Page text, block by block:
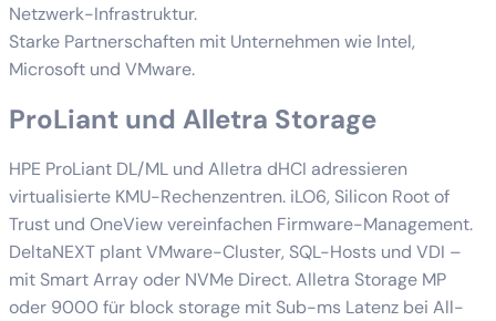
Netzwerk-Infrastruktur.
Starke Partnerschaften mit Unternehmen wie Intel,
Microsoft und VMware.
ProLiant und Alletra Storage
HPE ProLiant DL/ML und Alletra dHCI adressieren
virtualisierte KMU-Rechenzentren. iLO6, Silicon Root of
Trust und OneView vereinfachen Firmware-Management.
DeltaNEXT plant VMware-Cluster, SQL-Hosts und VDI –
mit Smart Array oder NVMe Direct. Alletra Storage MP
oder 9000 für block storage mit Sub-ms Latenz bei All-